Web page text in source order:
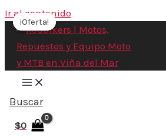
Ir al contenido
Buscar
$0
¡Oferta!
¡Oferta!